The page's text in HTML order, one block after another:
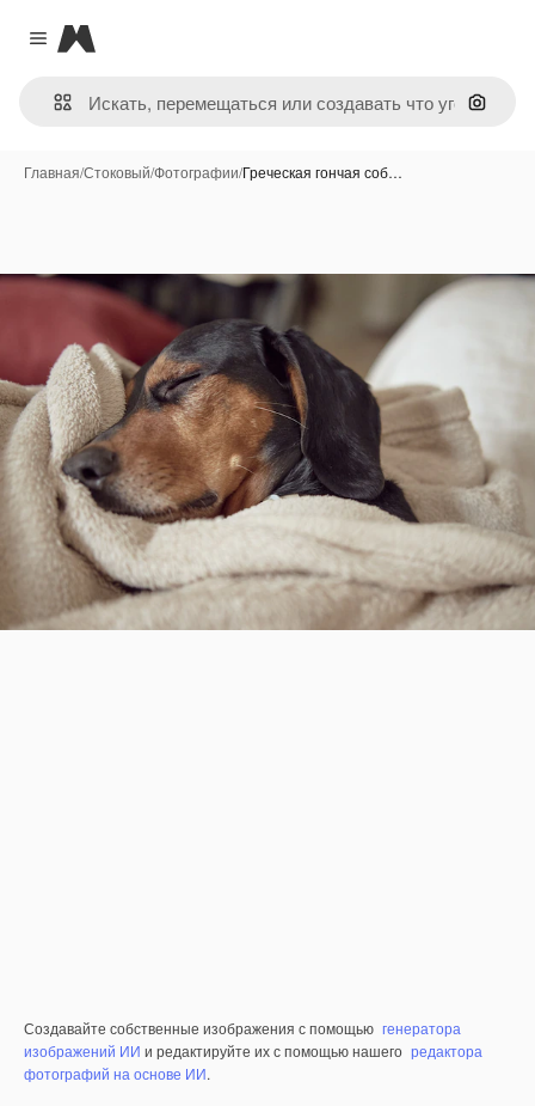
Close menu
Magnific
Поиск
Главная/Стоковый/Фотографии/Греческая гончая соб…
Создавайте собственные изображения с помощью генератора
изображений ИИ и редактируйте их с помощью нашего редактора
фотографий на основе ИИ.